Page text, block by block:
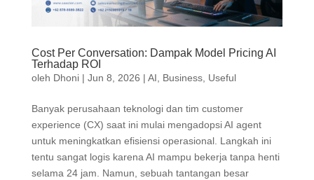
Cost Per Conversation: Dampak Model Pricing AI
Terhadap ROI
oleh Dhoni| Jun 8, 2026 | AI Business, Useful
Banyak perusahaan teknologi dan tim customer
experience (CX) saat ini mulai mengadopsi AI agent
untuk meningkatkan efisiensi operasional. Langkah ini
tentu sangat logis karena AI mampu bekerja tanpa henti
selama 24 jam. Namun, sebuah tantangan besar